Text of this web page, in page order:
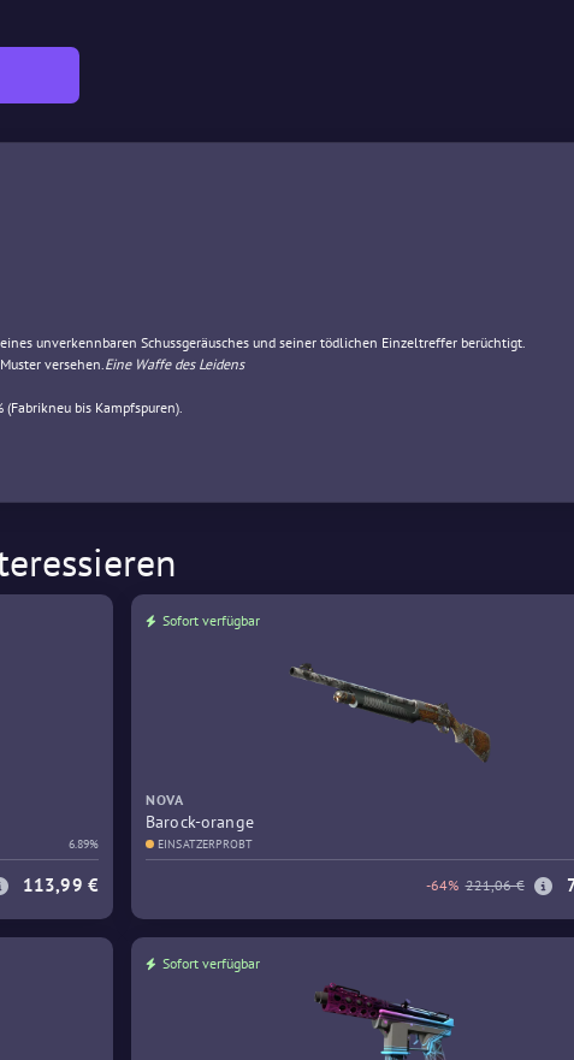
unverkennbaren Schussgeräusches und seiner tödlichen Einzeltreffer berüchtigt.
versehen.Eine Waffe des Leidens
bis Kampfspuren).
6.89%
113,99 €
Sofort verfügbar
NOVA
Barock-orange
EINSATZERPROBT
-64% 221,06 €
Sofort verfügbar